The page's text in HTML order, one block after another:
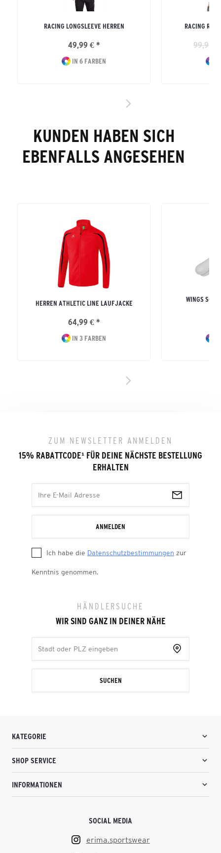
RACING LONGSLEEVE HERREN
49,99 € *
IN 6 FARBEN
RACING
99,99
KUNDEN HABEN SICH
EBENFALLS ANGESEHEN
HERREN ATHLETIC LINE LAUFJACKE
64,99 € *
IN 3 FARBEN
WINGS
ZUM NEWSLETTER ANMELDEN
15% RABATTCODE¹ FÜR DEINE NÄCHSTE BESTELLUNG
ERHALTEN
ANMELDEN
Ich habe die Datenschutzbestimmungen zur
Kenntnis genommen.
HÄNDLERSUCHE
WIR SIND GANZ IN DEINER NÄHE
SUCHEN
KATEGORIE
SHOP SERVICE
INFORMATIONEN
SOCIAL MEDIA
erima.sportswear